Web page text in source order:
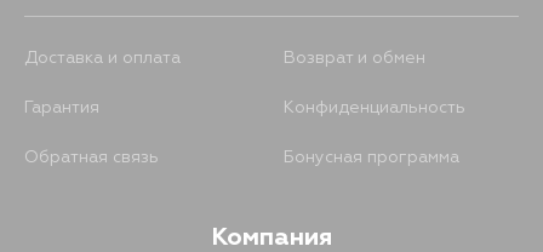
Доставка и оплата Возврат и обмен
Гарантия Конфиденциальность
Обратная связь Бонусная программа
Компания